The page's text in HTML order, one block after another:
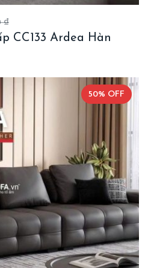
₫
CC133 Ardea Hàn
50% OFF